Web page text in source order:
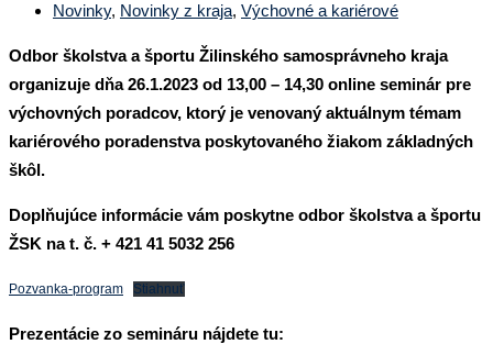
Novinky, Novinky z kraja, Výchovné a kariérové
Odbor školstva a športu Žilinského samosprávneho kraja
organizuje dňa 26.1.2023 od 13,00 – 14,30 online seminár pre
výchovných poradcov, ktorý je venovaný aktuálnym témam
kariérového poradenstva poskytovaného žiakom základných
škôl.
Doplňujúce informácie vám poskytne odbor školstva a športu
ŽSK na t. č. + 421 41 5032 256
Pozvanka-program Stiahnuť
Prezentácie zo semináru nájdete tu: